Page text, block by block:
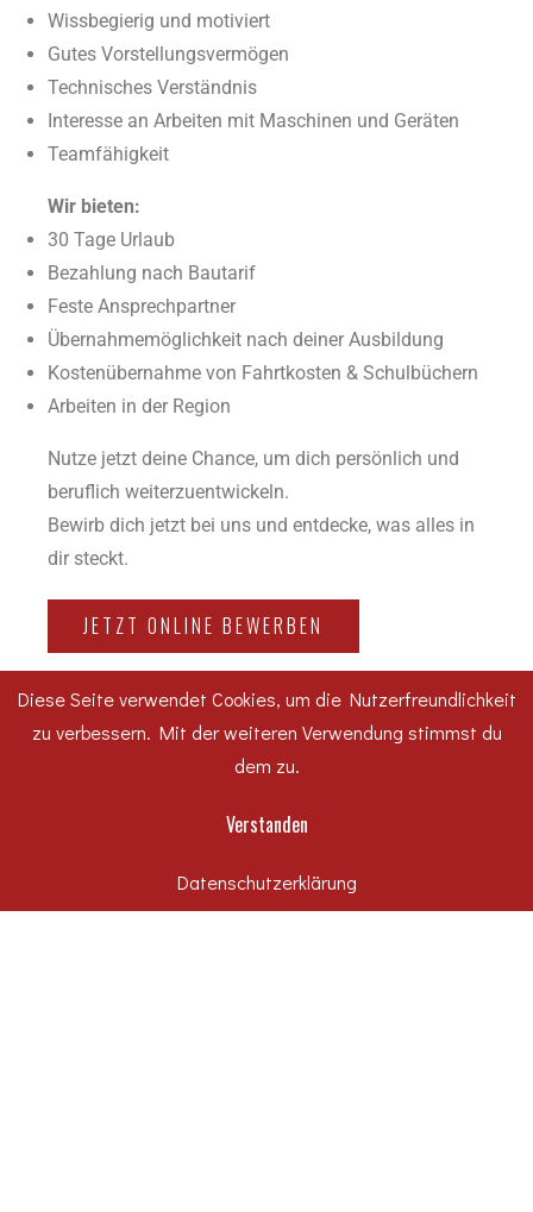
Wissbegierig und motiviert
Gutes Vorstellungsvermögen
Technisches Verständnis
Interesse an Arbeiten mit Maschinen und Geräten
Teamfähigkeit
Wir bieten:
30 Tage Urlaub
Bezahlung nach Bautarif
Feste Ansprechpartner
Übernahmemöglichkeit nach deiner Ausbildung
Kostenübernahme von Fahrtkosten & Schulbüchern
Arbeiten in der Region
Nutze jetzt deine Chance, um dich persönlich und
beruflich weiterzuentwickeln.
Bewirb dich jetzt bei uns und entdecke, was alles in
dir steckt.
JETZT ONLINE BEWERBEN
+49 (0)340 540 66-0
Diese Seite verwendet Cookies, um die Nutzerfreundlichkeit
zu verbessern. Mit der weiteren Verwendung stimmst du
dem zu.
Verstanden
Datenschutzerklärung